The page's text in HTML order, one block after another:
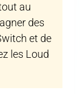
au
des
et de
les Loud